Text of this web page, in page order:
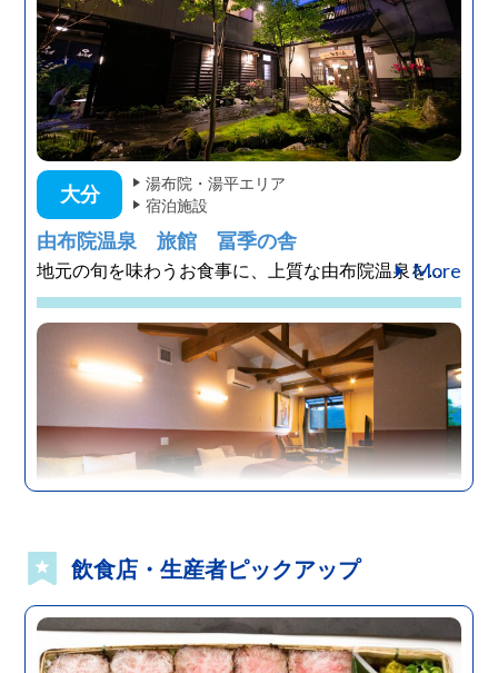
大分
湯布院・湯平エリア
宿泊施設
由布院温泉 旅館 冨季の舎
地元の旬を味わうお食事に、上質な由布院温泉を...
More
大分
湯布院・湯平エリア
宿泊施設
飲食店・生産者ピックアップ